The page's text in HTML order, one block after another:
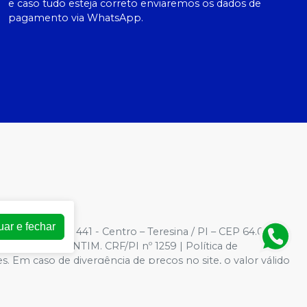
e caso tudo esteja correto enviaremos os dados de
pagamento via WhatsApp.
| Rua Barroso, 441 - Centro – Teresina / PI – CEP 64.000-
VALENTIM. CRF/PI nº 1259 | Política de
Em caso de divergência de preços no site, o valor válido
e fechar